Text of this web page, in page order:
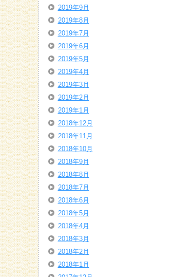
2019年9月
2019年8月
2019年7月
2019年6月
2019年5月
2019年4月
2019年3月
2019年2月
2019年1月
2018年12月
2018年11月
2018年10月
2018年9月
2018年8月
2018年7月
2018年6月
2018年5月
2018年4月
2018年3月
2018年2月
2018年1月